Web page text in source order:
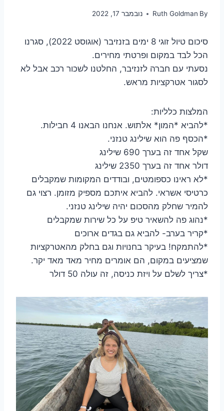
By
Ruth Goldman נובמבר 17, 2022
סיכום טיול זוגי 8 ימים בזנזיבר (אוגוסט 2022), סגרנו
הכל לבד במקום ופרטתי מחירים.
נסעתי עם חברה לזנזיבר, החלטנו לשכור רכב אבל לא
לסגור אטרקציות מראש.
המלצות כלליות:
*להביא *המון* אלתוש. אנחנו הבאנו 4 חבילות.
*הכסף פה הוא שילינג טנזני.
שקל אחד זה בערך 690 שילינג
דולר אחד זה בערך 2350 שילינג
*לא ראינו כספומטים, ובודדים המקומות שמקבלים
כרטיסי אשראי. להביא איתכם מספיק מזומן. רצוי גם
להמיר שחלק מהסכום יהיה שילינג טנזני.
*נהוג פה להשאיר טיפ על כל שירות שמקבלים
*קריר בערב- להביא גם בגדים ארוכים
*להתמקח! בעיקר בחנויות וגם בחלק מהאטרקציות
שמציעים במקום, הם אומרים מחיר מאד מאד יקר.
*צריך לשלם על ויזת כניסה, זה עולה 50 דולר